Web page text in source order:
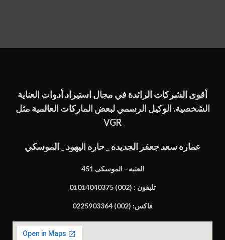
أقوى الشركات الرائدة في مجال استيراد أدوات العناية
الشخصية. الوكيل الرسمي لبعض الماركات العالمية مثل
VGR
عماره سعد جعفر الجديده _ حاره اليهود _ الموسكي
451 العتبه - الموسكى
تليفون : (002) 01014040375
فاكس: (002) 0225903364